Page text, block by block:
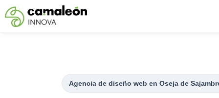
Saltar
Agencia de diseño web en Oseja de